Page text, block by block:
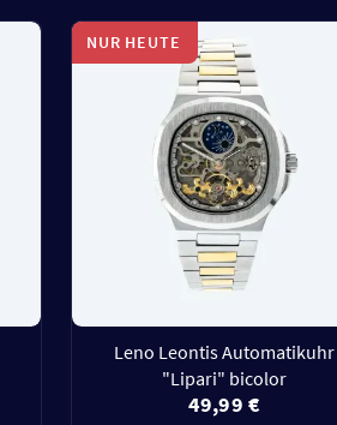
NUR HEUTE
Leno Leontis Automatikuhr
"Lipari" bicolor
49,99 €